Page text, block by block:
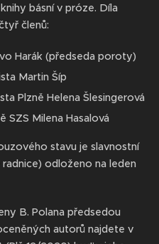
básní v próze. Díla
členů:
Harák (předseda poroty)
Martin Šíp
Plzně Helena Šlesingerová
SZS Milena Hasalová
stavu je slavnostní
odloženo na leden
B. Polana předsedou
autorů najdete v